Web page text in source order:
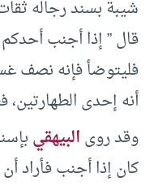
شيبة بسند رجاله
قال ” إذا أجنب أحدكم
فليتوضأ فإنه نصف
أنه إحدى الطهارتين،
وقد روىالبيهقي
كان إذا أجنب فأراد